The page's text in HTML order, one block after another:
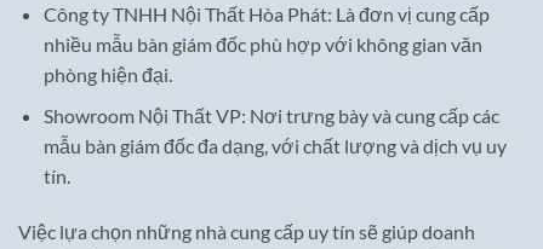
Công ty TNHH Nội Thất Hòa Phát: Là đơn vị cung cấp
nhiều mẫu bàn giám đốc phù hợp với không gian văn
phòng hiện đại.
Showroom Nội Thất VP: Nơi trưng bày và cung cấp các
mẫu bàn giám đốc đa dạng, với chất lượng và dịch vụ uy
tín.
Việc lựa chọn những nhà cung cấp uy tín sẽ giúp doanh